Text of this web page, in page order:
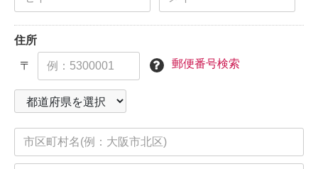
住所
〒 郵便番号検索